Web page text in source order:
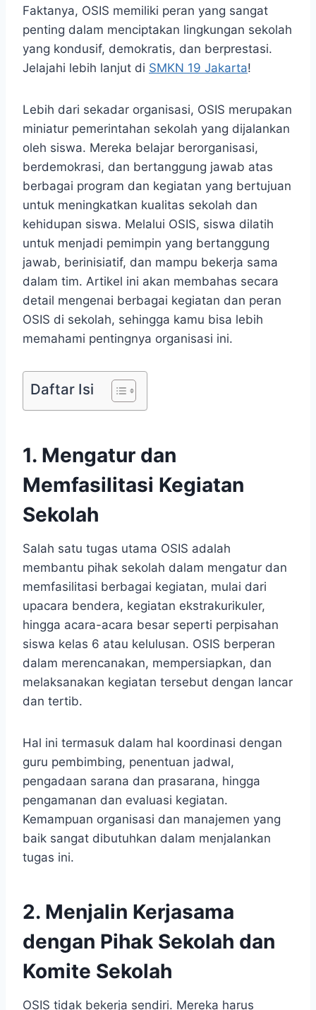
Faktanya, OSIS memiliki peran yang sangat
penting dalam menciptakan lingkungan sekolah
yang kondusif, demokratis, dan berprestasi.
Jelajahi lebih lanjut di SMKN 19 Jakarta!
Lebih dari sekadar organisasi, OSIS merupakan
miniatur pemerintahan sekolah yang dijalankan
oleh siswa. Mereka belajar berorganisasi,
berdemokrasi, dan bertanggung jawab atas
berbagai program dan kegiatan yang bertujuan
untuk meningkatkan kualitas sekolah dan
kehidupan siswa. Melalui OSIS, siswa dilatih
untuk menjadi pemimpin yang bertanggung
jawab, berinisiatif, dan mampu bekerja sama
dalam tim. Artikel ini akan membahas secara
detail mengenai berbagai kegiatan dan peran
OSIS di sekolah, sehingga kamu bisa lebih
memahami pentingnya organisasi ini.
Daftar Isi
1. Mengatur dan
Memfasilitasi Kegiatan
Sekolah
Salah satu tugas utama OSIS adalah
membantu pihak sekolah dalam mengatur dan
memfasilitasi berbagai kegiatan, mulai dari
upacara bendera, kegiatan ekstrakurikuler,
hingga acara-acara besar seperti perpisahan
siswa kelas 6 atau kelulusan. OSIS berperan
dalam merencanakan, mempersiapkan, dan
melaksanakan kegiatan tersebut dengan lancar
dan tertib.
Hal ini termasuk dalam hal koordinasi dengan
guru pembimbing, penentuan jadwal,
pengadaan sarana dan prasarana, hingga
pengamanan dan evaluasi kegiatan.
Kemampuan organisasi dan manajemen yang
baik sangat dibutuhkan dalam menjalankan
tugas ini.
2. Menjalin Kerjasama
dengan Pihak Sekolah dan
Komite Sekolah
OSIS tidak bekerja sendiri. Mereka harus